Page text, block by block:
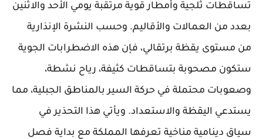
تساقطات ثلجية وأمطار قوية مرتقبة يومي الأحد والاثنين
بعدد من العمالات والأقاليم. وحسب النشرة الإنذارية
من مستوى يقظة برتقالي، فإن هذه الاضطرابات الجوية
ستكون مصحوبة بتساقطات كثيفة، رياح نشطة،
وصعوبات محتملة في حركة السير بالمناطق الجبلية، مما
يستدعي اليقظة والاستعداد. ويأتي هذا التحذير في
سياق دينامية مناخية تعرفها المملكة مع بداية فصل